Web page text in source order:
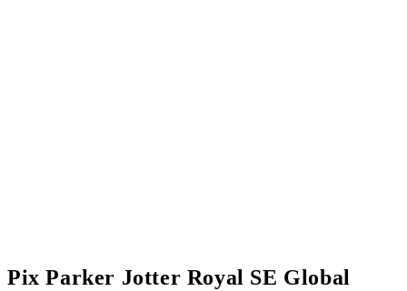
Pix Parker Jotter Royal SE Global